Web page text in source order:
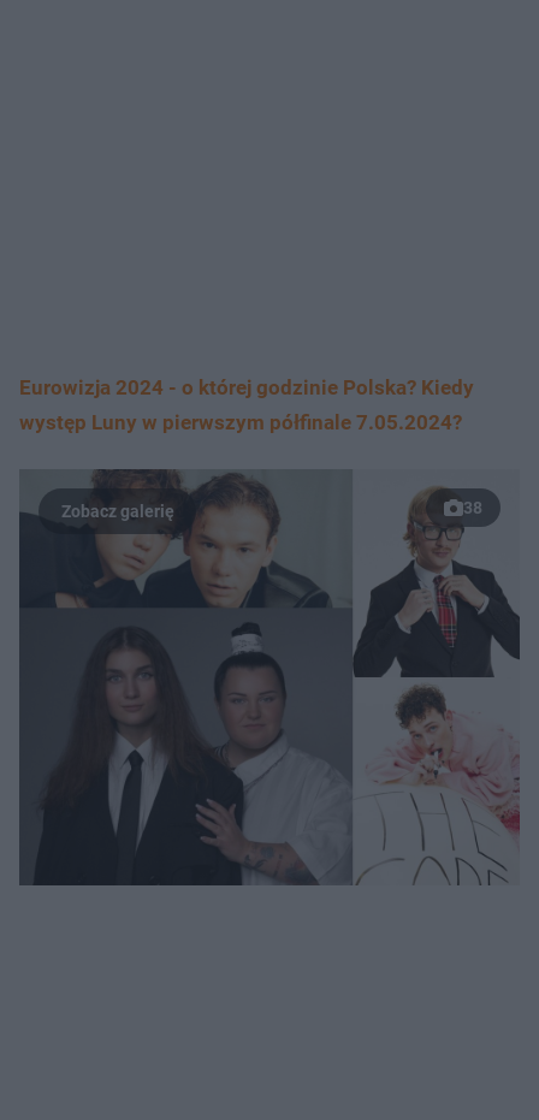
Eurowizja 2024 - o której godzinie Polska? Kiedy
występ Luny w pierwszym półfinale 7.05.2024?
38